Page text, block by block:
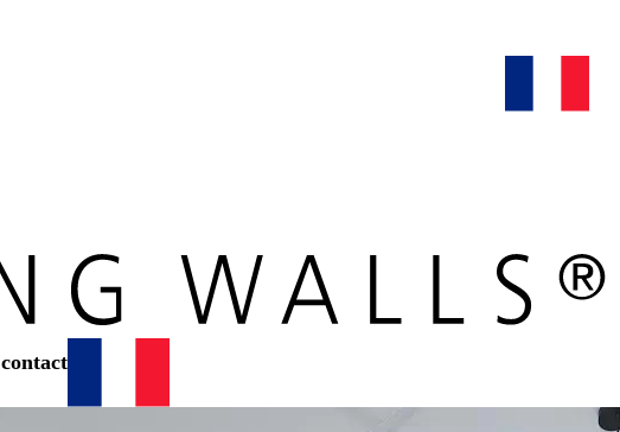
contact